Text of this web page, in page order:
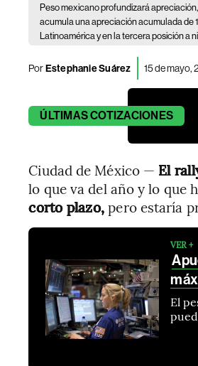
Peso mexicano profundizará
acumula una apreciación acumulada de
Latinoamérica y en la tercera posición a
PorEstephanie Suárez 15 de mayo,
ÚLTIMASCOTIZACIONES
Ciudad de México — El
lo que va del año y lo que
corto plazo,pero estaría
VER +
El